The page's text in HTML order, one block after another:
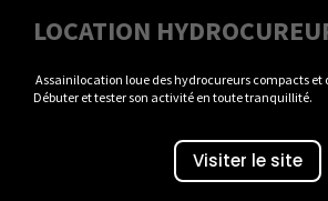
LOCATION
Assainilocation loue des hydrocureurs compacts et
Débuter et tester son activité en toute tranquillité.
Visiter le site